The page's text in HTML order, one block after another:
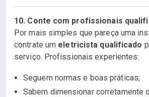
10. Conte com profissionais
Por mais simples que pareça uma
contrate um eletricista qualificado
serviço. Profissionais experientes:
Seguem normas e boas práticas;
Sabem dimensionar corretamente